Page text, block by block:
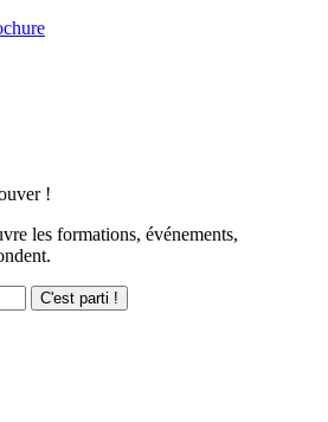
!
les formations, événements,
C'est parti !